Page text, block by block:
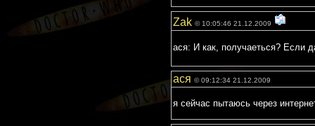
Zak © 10:05:46 21.12.2009
ася: И как, получаеться? Если
ася © 09:12:34 21.12.2009
я сейчас пытаюсь через